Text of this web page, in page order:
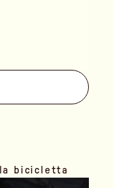
bicicletta